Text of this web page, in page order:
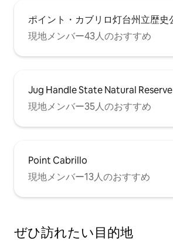
ポイント・カブリロ灯台州立歴史
現地メンバー43人のおすすめ
Jug Handle State Natural Reserve
現地メンバー35人のおすすめ
Point Cabrillo
現地メンバー13人のおすすめ
ぜひ訪⁠れ⁠た⁠い目⁠的⁠地